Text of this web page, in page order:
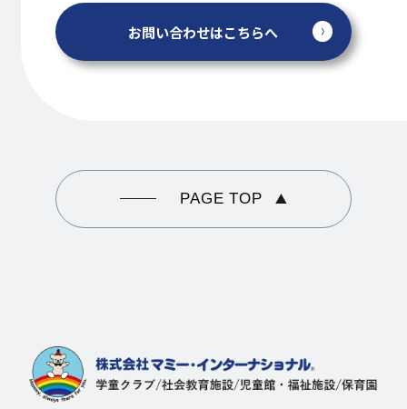
お問い合わせはこちらへ
PAGE TOP